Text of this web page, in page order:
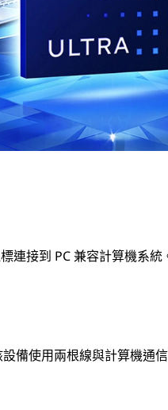
連接到 PC 兼容計算機系
設備使用兩根線與計算機